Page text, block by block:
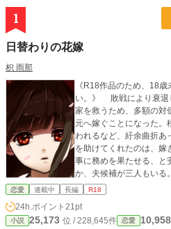
1
日替わりの花嫁
枳 雨那
《R18作品のため、18
い。》 敗戦により衰退した国家の公爵令嬢だった六花は、
家を救うため、多額の対
元へ嫁ぐことになった。
われるなど、紆余曲折あっ
を助けてくれたのは、嫁
事に務めを果たせる、
か、夫候補が三人もいる。 「彼女には、一日ごとに交代で
僕たちと疑似的な夫婦に
とりを選ぶように言われ
は、『日替わりで』全員
恋愛 連載中 長編 R18
24h.ポイント 21pt
小説 25,173 位 / 228,645件 恋愛 10,958